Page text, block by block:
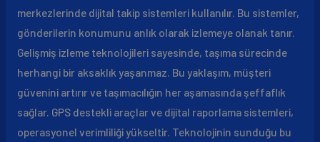
merkezlerinde dijital takip sistemleri kullanılır. Bu sistemler,
gönderilerin konumunu anlık olarak izlemeye olanak tanır.
Gelişmiş izleme teknolojileri sayesinde, taşıma sürecinde
herhangi bir aksaklık yaşanmaz. Bu yaklaşım, müşteri
güvenini artırır ve taşımacılığın her aşamasında şeffaflık
sağlar. GPS destekli araçlar ve dijital raporlama sistemleri,
operasyonel verimliliği yükseltir. Teknolojinin sunduğu bu